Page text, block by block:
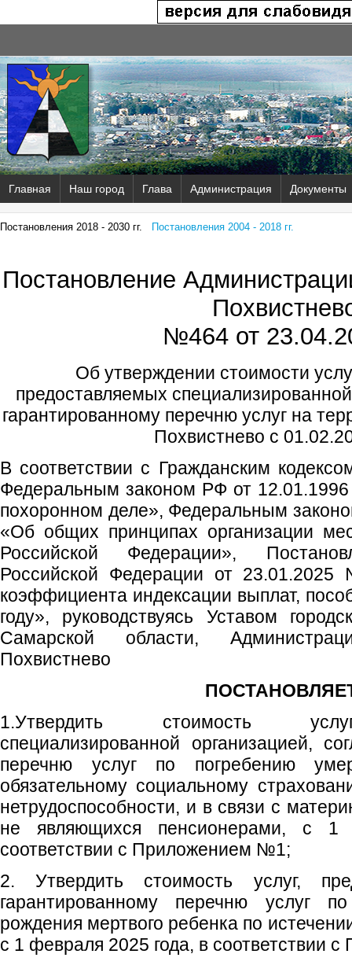
Главная Наш город Глава Администрация Документы
Постановления 2018 - 2030 гг. Постановления 2004 - 2018 гг.
Постановление
№464 от
Об утверждении стоимости
предоставляемых
гарантированному перечню услуг на
Похвистнево с
В соответствии с Гражданским
Федеральным законом РФ от
похоронном деле», Федеральным
«Об общих принципах организации
Российской Федерации»,
Российской Федерации от
коэффициента индексации выплат,
году», руководствуясь Уставом
Самарской области,
Похвистнево
1.Утвердить стоимость
специализированной организацией,
перечню услуг по погребению
обязательному социальному
нетрудоспособности, и в связи с
не являющихся пенсионерами, с
соответствии с Приложением №1;
2. Утвердить стоимость услуг,
гарантированному перечню услуг
рождения мертвого ребенка по
с 1 февраля 2025 года, в соответствии